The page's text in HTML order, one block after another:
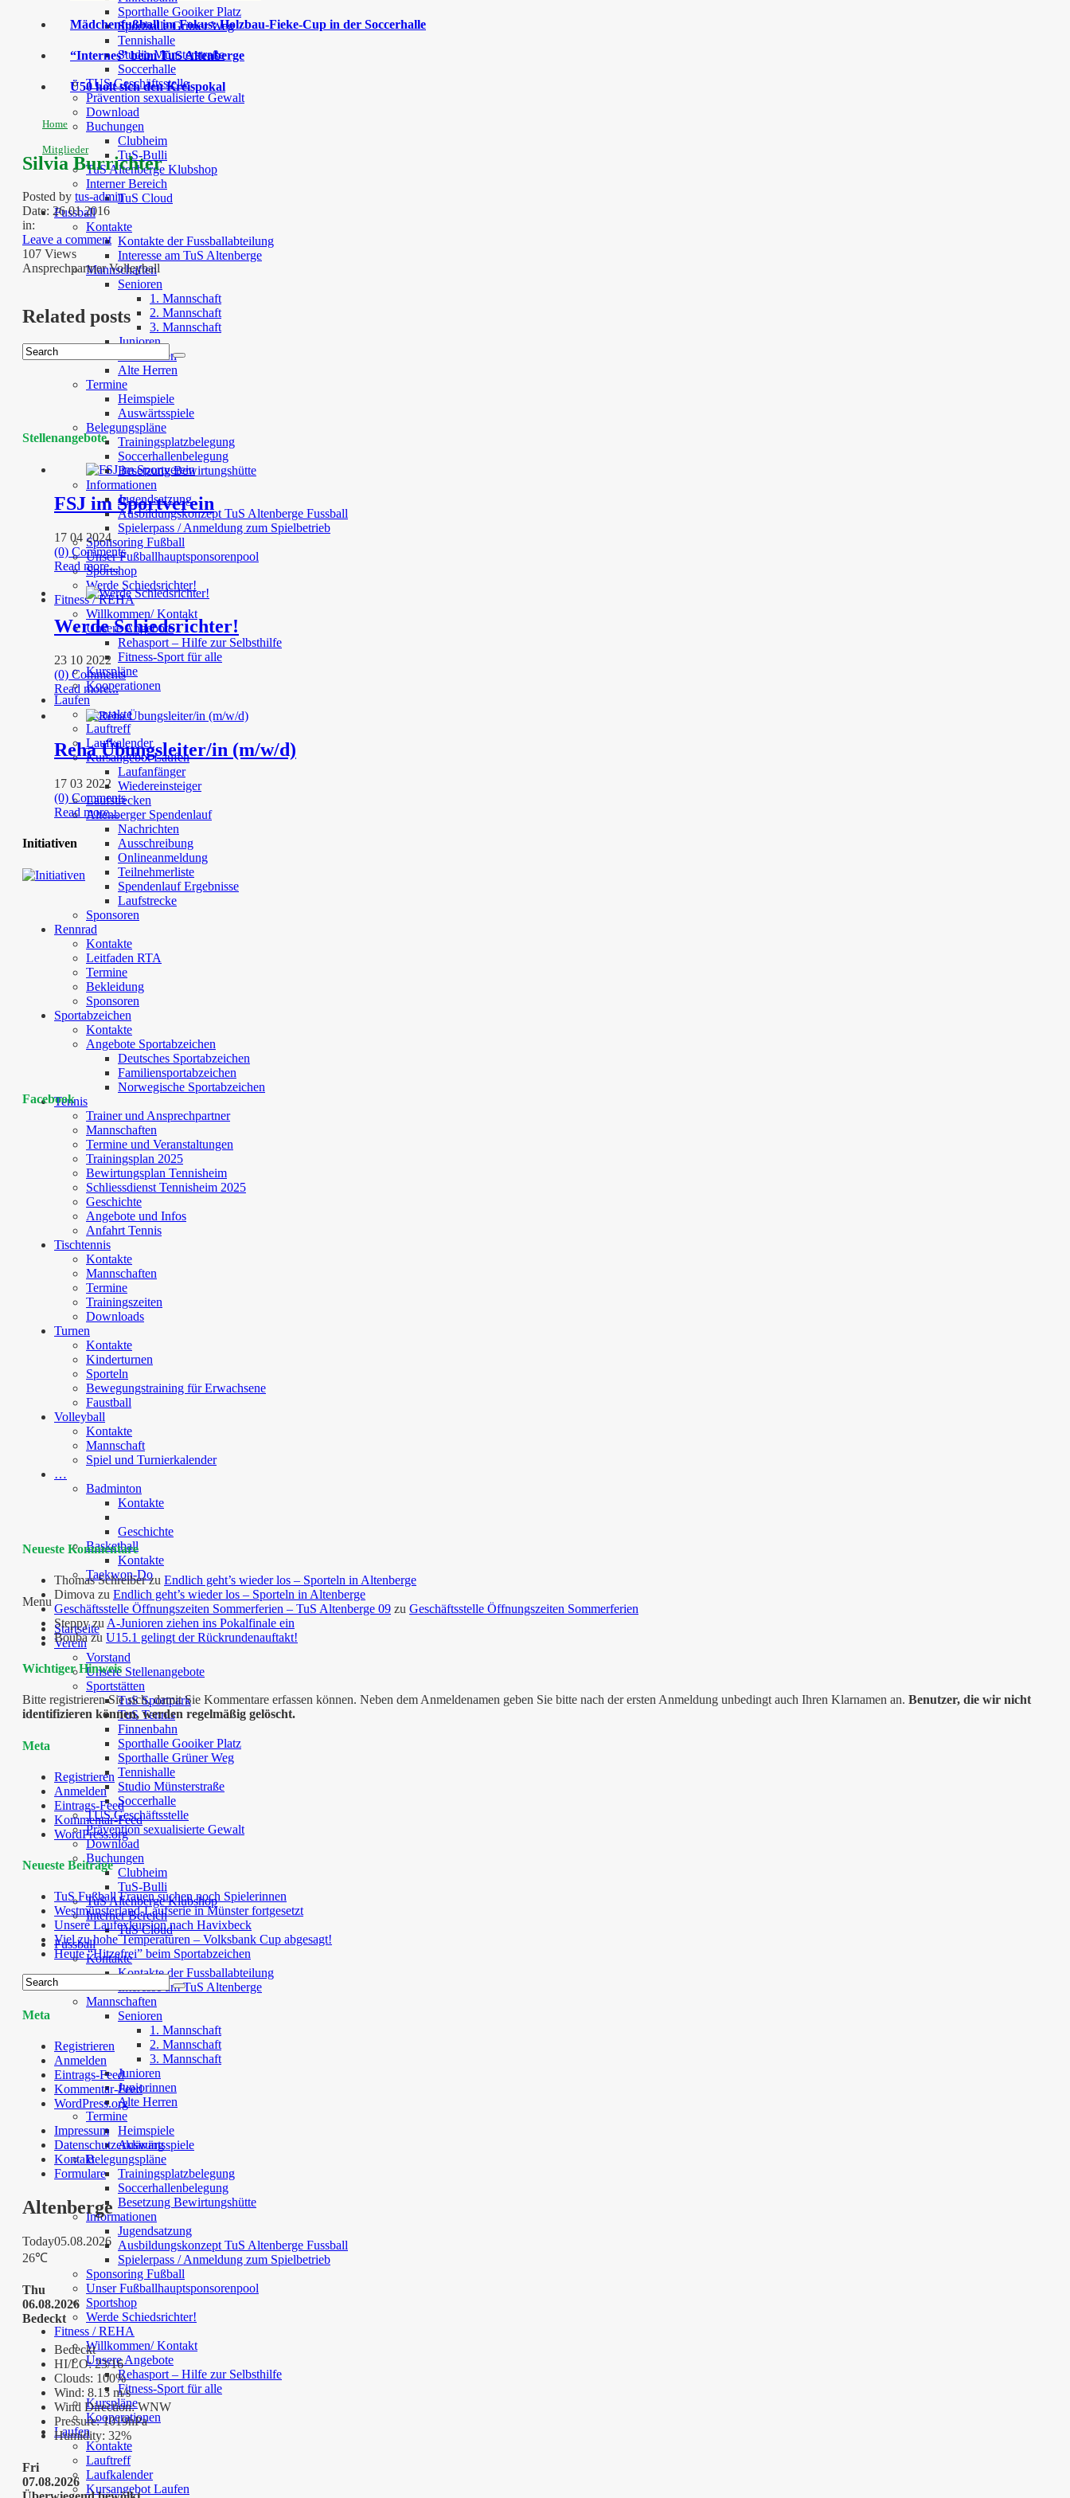
Sporthalle Gooiker Platz
Sporthalle Grüner Weg
Tennishalle
Studio Münsterstraße
Soccerhalle
TUS Geschäftsstelle
Prävention sexualisierte Gewalt
Download
Buchungen
Clubheim
TuS-Bulli
TuS Altenberge Klubshop
Interner Bereich
TuS Cloud
Fussball
Kontakte
Kontakte der Fussballabteilung
Interesse am TuS Altenberge
Mannschaften
Senioren
1. Mannschaft
2. Mannschaft
3. Mannschaft
Junioren
Juniorinnen
Alte Herren
Termine
Heimspiele
Auswärtsspiele
Belegungspläne
Trainingsplatzbelegung
Soccerhallenbelegung
Besetzung Bewirtungshütte
Informationen
Jugendsatzung
Ausbildungskonzept TuS Altenberge Fussball
Spielerpass / Anmeldung zum Spielbetrieb
Sponsoring Fußball
Unser Fußballhauptsponsorenpool
Sportshop
Werde Schiedsrichter!
Fitness / REHA
Willkommen/ Kontakt
Unsere Angebote
Rehasport – Hilfe zur Selbsthilfe
Fitness-Sport für alle
Kurspläne
Kooperationen
Laufen
Kontakte
Lauftreff
Laufkalender
Kursangebot Laufen
Laufanfänger
Wiedereinsteiger
Laufstrecken
Altenberger Spendenlauf
Nachrichten
Ausschreibung
Onlineanmeldung
Teilnehmerliste
Spendenlauf Ergebnisse
Laufstrecke
Sponsoren
Rennrad
Kontakte
Leitfaden RTA
Termine
Bekleidung
Sponsoren
Sportabzeichen
Kontakte
Angebote Sportabzeichen
Deutsches Sportabzeichen
Familiensportabzeichen
Norwegische Sportabzeichen
Tennis
Trainer und Ansprechpartner
Mannschaften
Termine und Veranstaltungen
Trainingsplan 2025
Bewirtungsplan Tennisheim
Schliessdienst Tennisheim 2025
Geschichte
Angebote und Infos
Anfahrt Tennis
Tischtennis
Kontakte
Mannschaften
Termine
Trainingszeiten
Downloads
Turnen
Kontakte
Kinderturnen
Sporteln
Bewegungstraining für Erwachsene
Faustball
Volleyball
Kontakte
Mannschaft
Spiel und Turnierkalender
…
Badminton
Kontakte
Geschichte
Basketball
Kontakte
Taekwon-Do
Menu
Startseite
Verein
Vorstand
Unsere Stellenangebote
Sportstätten
TuS Sportpark
TuS Tennis
Finnenbahn
Sporthalle Gooiker Platz
Sporthalle Grüner Weg
Tennishalle
Studio Münsterstraße
Soccerhalle
TUS Geschäftsstelle
Prävention sexualisierte Gewalt
Download
Buchungen
Clubheim
TuS-Bulli
TuS Altenberge Klubshop
Interner Bereich
TuS Cloud
Fussball
Kontakte
Kontakte der Fussballabteilung
Interesse am TuS Altenberge
Mannschaften
Senioren
1. Mannschaft
2. Mannschaft
3. Mannschaft
Junioren
Juniorinnen
Alte Herren
Termine
Heimspiele
Auswärtsspiele
Belegungspläne
Trainingsplatzbelegung
Soccerhallenbelegung
Besetzung Bewirtungshütte
Informationen
Jugendsatzung
Ausbildungskonzept TuS Altenberge Fussball
Spielerpass / Anmeldung zum Spielbetrieb
Sponsoring Fußball
Unser Fußballhauptsponsorenpool
Sportshop
Werde Schiedsrichter!
Fitness / REHA
Willkommen/ Kontakt
Unsere Angebote
Rehasport – Hilfe zur Selbsthilfe
Fitness-Sport für alle
Kurspläne
Kooperationen
Laufen
Kontakte
Lauftreff
Laufkalender
Kursangebot Laufen
Mädchenfußball im Fokus: Holzbau-Fieke-Cup in der Soccerhalle
“Internes” beim TuS Altenberge
Ü50 holt sich den Kreispokal
Home
Mitglieder
Silvia Burrichter
Posted by tus-admin
Date: 26 01 2016
in:
Leave a comment
107 Views
Ansprechpartner Volleyball
Related posts
Stellenangebote
FSJ im Sportverein
17 04 2024
(0) Comments
Read more...
Werde Schiedsrichter!
23 10 2022
(0) Comments
Read more...
Reha Übungsleiter/in (m/w/d)
17 03 2022
(0) Comments
Read more...
Initiativen
Facebook
Neueste Kommentare
Thomas Schreiberzu Endlich geht’s wieder los – Sporteln in Altenberge
Dimova zu Endlich geht’s wieder los – Sporteln in Altenberge
Geschäftsstelle Öffnungszeiten Sommerferien – TuS Altenberge 09 zu Geschäftsstelle Öffnungszeiten Sommerferien
Steppyzu A-Junioren ziehen ins Pokalfinale ein
Boubazu U15.1 gelingt der Rückrundenauftakt!
Wichtiger Hinweis
Bitte registrieren Sie sich, damit Sie Kommentare erfassen können. Neben dem Anmeldenamen geben Sie bitte nach der ersten Anmeldung unbedingt auch Ihren Klarnamen an. Benutzer, die wir nicht
identifizieren können, werden regelmäßig gelöscht.
Meta
Registrieren
Anmelden
Eintrags-Feed
Kommentar-Feed
WordPress.org
Neueste Beiträge
TuS Fußball Frauen suchen noch Spielerinnen
Westmünsterland-Laufserie in Münster fortgesetzt
Unsere Laufexkursion nach Havixbeck
Viel zu hohe Temperaturen – Volksbank Cup abgesagt!
Heute “Hitzefrei” beim Sportabzeichen
Meta
Registrieren
Anmelden
Eintrags-Feed
Kommentar-Feed
WordPress.org
Impressum
Datenschutzerklärung
Kontakt
Formulare
Altenberge
Today05.08.2026
26℃
Thu
06.08.2026
Bedeckt
Bedeckt
HI/LO:23/16
Clouds: 100%
Wind: 8.13 m/s
Wind Direction:WNW
Pressure:1019hPa
Humidity: 32%
Fri
07.08.2026